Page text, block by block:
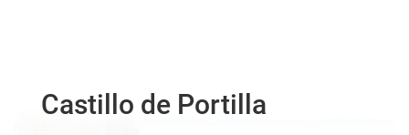
Castillo de Portilla